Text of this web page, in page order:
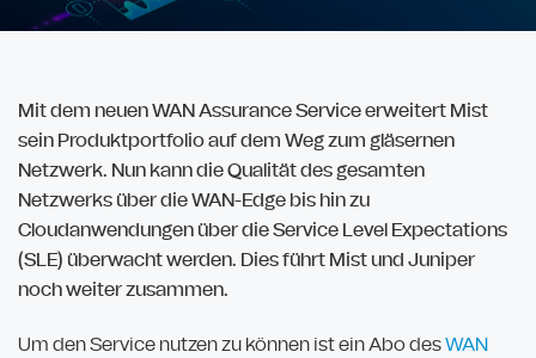
Mit dem neuen WAN Assurance Service erweitert Mist
sein Produktportfolio auf dem Weg zum gläsernen
Netzwerk. Nun kann die Qualität des gesamten
Netzwerks über die WAN-Edge bis hin zu
Cloudanwendungen über die Service Level Expectations
(SLE) überwacht werden. Dies führt Mist und Juniper
noch weiter zusammen.
Um den Service nutzen zu können ist ein Abo desWAN